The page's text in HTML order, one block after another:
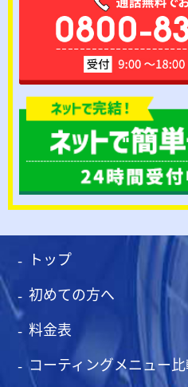
トップ
初めての方へ
料金表
コーティングメニュー